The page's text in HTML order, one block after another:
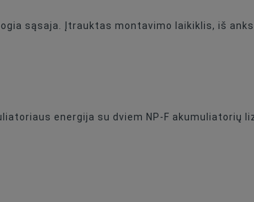
sąsaja. Įtrauktas montavimo laikiklis, iš
energija su dviem NP-F akumuliatorių